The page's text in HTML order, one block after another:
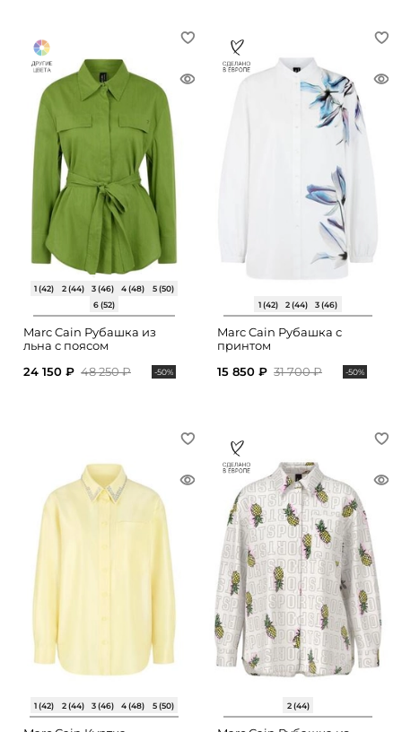
1 (42) 2 (44) 3 (46) 4 (48)
5 (50)
6 (52)
Marc Cain Рубашка из
льна с поясом
24 150 ₽ 48 250 ₽ -50%
1 (42) 2 (44) 3 (46)
Marc Cain Рубашка с
принтом
15 850 ₽ 31 700 ₽ -50%
1 (42) 2 (44) 3 (46) 4 (48) 5 (50) 2 (44)